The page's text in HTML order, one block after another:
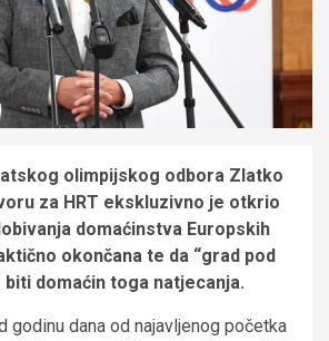
olimpijskog odbora Zlatko
za HRT ekskluzivno je otkrio
domaćinstva Europskih
okončana te da “grad pod
biti domaćin toga natjecanja.
godinu dana od najavljenog početka